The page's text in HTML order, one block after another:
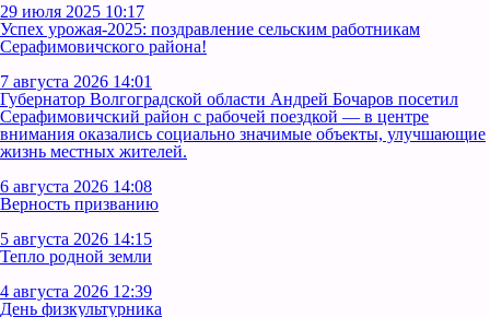
29 июля 2025 10:17
Успех урожая-2025: поздравление сельским работникам
Серафимовичского района!
7 августа 2026 14:01
Губернатор Волгоградской области Андрей Бочаров посетил
Серафимовичский район с рабочей поездкой — в центре
внимания оказались социально значимые объекты, улучшающие
жизнь местных жителей.
6 августа 2026 14:08
Верность призванию
5 августа 2026 14:15
Тепло родной земли
4 августа 2026 12:39
День физкультурника